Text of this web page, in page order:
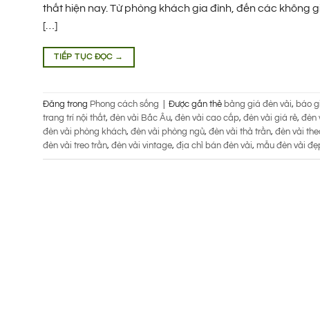
thất hiện nay. Từ phòng khách gia đình, đến các không
[…]
TIẾP TỤC ĐỌC →
Đăng trong Phong cách sống Được gắn thẻ bảng giá đèn vải, báo
trang trí nội thất, đèn vải Bắc Âu, đèn vải cao cấp, đèn vải giá rẻ, đèn
đèn vải phòng khách, đèn vải phòng ngủ, đèn vải thả trần, đèn vải
đèn vải treo trần, đèn vải vintage, địa chỉ bán đèn vải, mẫu đèn vải